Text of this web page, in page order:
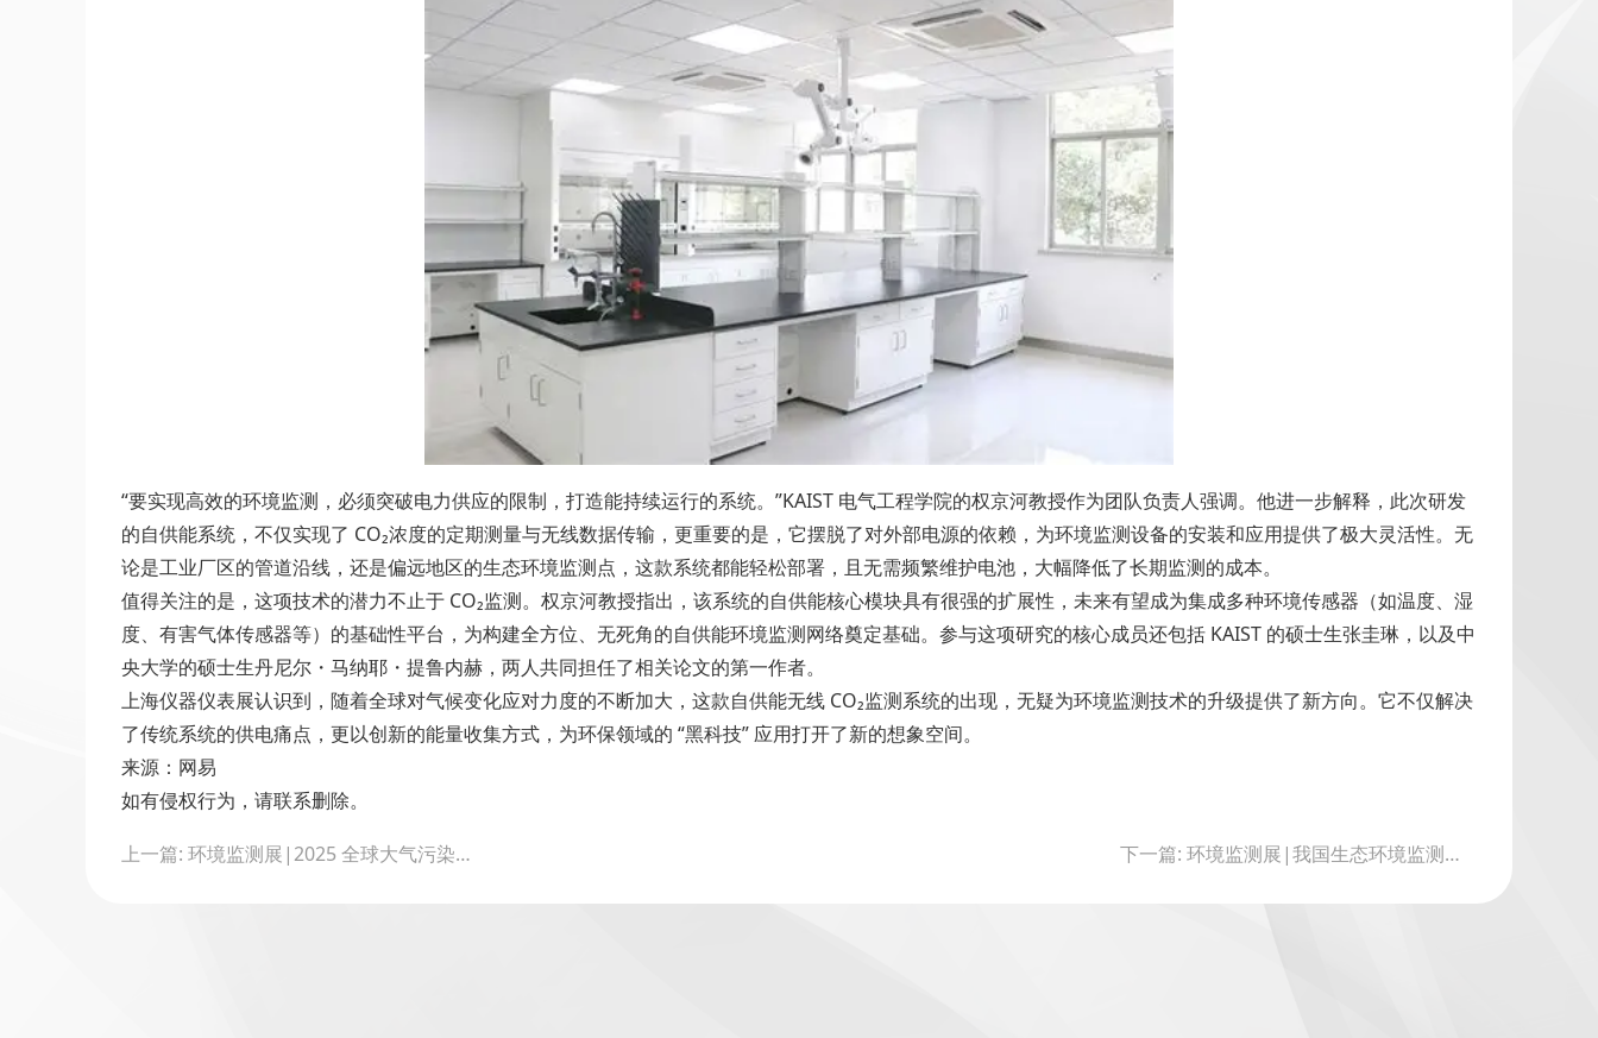
“要实现高效的环境监测，必须突破电力供应的限制，打造能持续运行的系统。”KAIST 电气工程学院的权京河教授作为团队负责人强调。他进一步解释，此次研发
的自供能系统，不仅实现了 CO₂浓度的定期测量与无线数据传输，更重要的是，它摆脱了对外部电源的依赖，为环境监测设备的安装和应用提供了极大灵活性。无
论是工业厂区的管道沿线，还是偏远地区的生态环境监测点，这款系统都能轻松部署，且无需频繁维护电池，大幅降低了长期监测的成本。
值得关注的是，这项技术的潜力不止于 CO₂监测。权京河教授指出，该系统的自供能核心模块具有很强的扩展性，未来有望成为集成多种环境传感器（如温度、湿
度、有害气体传感器等）的基础性平台，为构建全方位、无死角的自供能环境监测网络奠定基础。参与这项研究的核心成员还包括 KAIST 的硕士生张圭琳，以及中
央大学的硕士生丹尼尔・马纳耶・提鲁内赫，两人共同担任了相关论文的第一作者。
上海仪器仪表展认识到，随着全球对气候变化应对力度的不断加大，这款自供能无线 CO₂监测系统的出现，无疑为环境监测技术的升级提供了新方向。它不仅解决
了传统系统的供电痛点，更以创新的能量收集方式，为环保领域的 “黑科技” 应用打开了新的想象空间。
来源：网易
如有侵权行为，请联系删除。
navigation
上一篇: 环境监测展|2025 全球大气污染在线监测产业：发展态势、技术突破与市场机遇全景报告 下一篇: 环境监测展|我国生态环境监测网络体系：成果、挑战与优化路径